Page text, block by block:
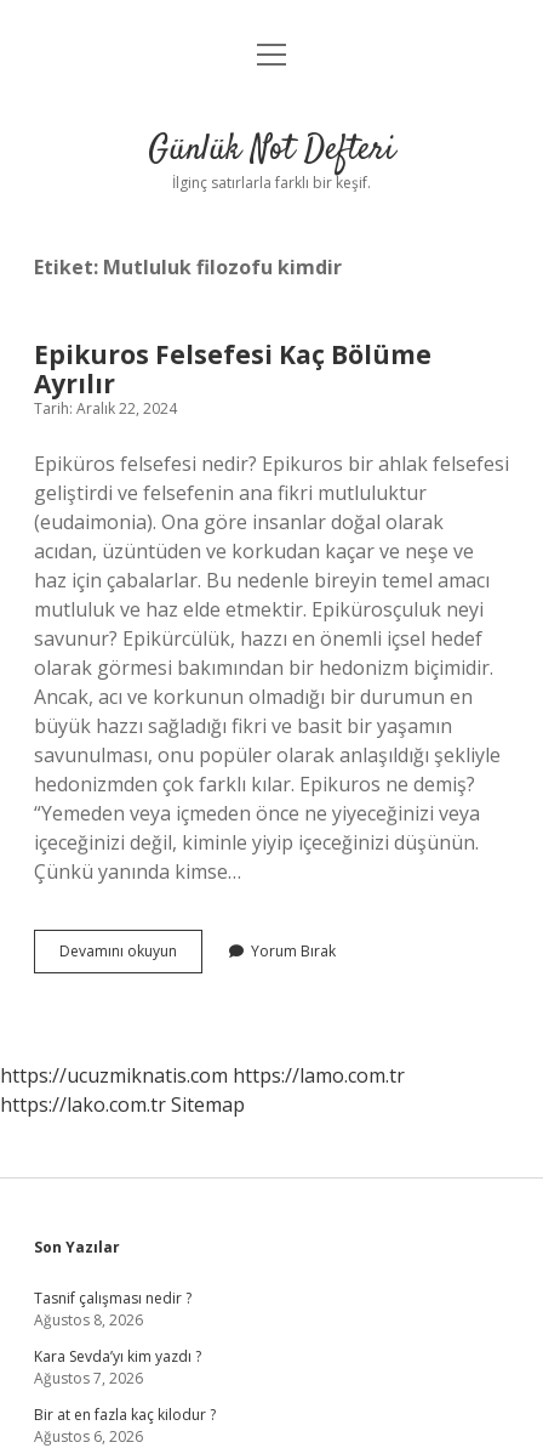
Anasayfa
Yasal Uyarı
menüyü
Günlük Not Defteri
İlginç satırlarla farklı bir keşif.
Etiket: Mutluluk filozofu kimdir
Epikuros Felsefesi Kaç Bölüme
Ayrılır
Tarih: Aralık 22, 2024
Epiküros felsefesi nedir? Epikuros bir ahlak felsefesi
geliştirdi ve felsefenin ana fikri mutluluktur
(eudaimonia). Ona göre insanlar doğal olarak
acıdan, üzüntüden ve korkudan kaçar ve neşe ve
haz için çabalarlar. Bu nedenle bireyin temel amacı
mutluluk ve haz elde etmektir. Epikürosçuluk neyi
savunur? Epikürcülük, hazzı en önemli içsel hedef
olarak görmesi bakımından bir hedonizm biçimidir.
Ancak, acı ve korkunun olmadığı bir durumun en
büyük hazzı sağladığı fikri ve basit bir yaşamın
savunulması, onu popüler olarak anlaşıldığı şekliyle
hedonizmden çok farklı kılar. Epikuros ne demiş?
“Yemeden veya içmeden önce ne yiyeceğinizi veya
içeceğinizi değil, kiminle yiyip içeceğinizi düşünün.
Çünkü yanında kimse…
Devamını okuyun Epikuros
Felsefesi
Yorum Bırak
https://ucuzmiknatis.com https://lamo.com.tr
https://lako.com.trSitemap
Sidebar
Son Yazılar
Tasnif çalışması nedir ?
Ağustos 8, 2026
Kara Sevda’yı kim yazdı ?
Ağustos 7, 2026
Bir at en fazla kaç kilodur ?
Ağustos 6, 2026